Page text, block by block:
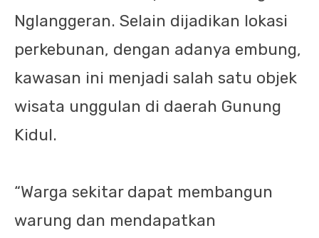
Nglanggeran. Selain dijadikan lokasi
perkebunan, dengan adanya embung,
kawasan ini menjadi salah satu objek
wisata unggulan di daerah Gunung
Kidul.
“Warga sekitar dapat membangun
warung dan mendapatkan